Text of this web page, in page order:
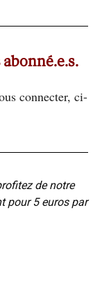
connecter, ci-
de notre
pour 5 euros par